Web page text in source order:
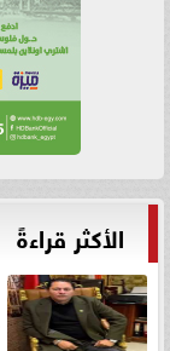
الأكثر قراءةً